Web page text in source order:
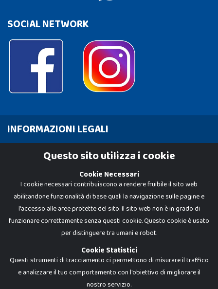
SOCIAL NETWORK
INFORMAZIONI LEGALI
Cookie Policy
Dadi e Mattoncini è un brand di Giocabene Srl. Ogni riproduzione o utilizzo non
Questo sito utilizza i cookie
Cookie Necessari
I cookie necessari contribuiscono a rendere fruibile il sito web
abilitandone funzionalità di base quali la navigazione sulle pagine e
l'accesso alle aree protette del sito. Il sito web non è in grado di
funzionare correttamente senza questi cookie. Questo cookie è usato
per distinguere tra umani e robot.
Cookie Statistici
Questi strumenti di tracciamento ci permettono di misurare il traffico
e analizzare il tuo comportamento con l'obiettivo di migliorare il
nostro servizio.